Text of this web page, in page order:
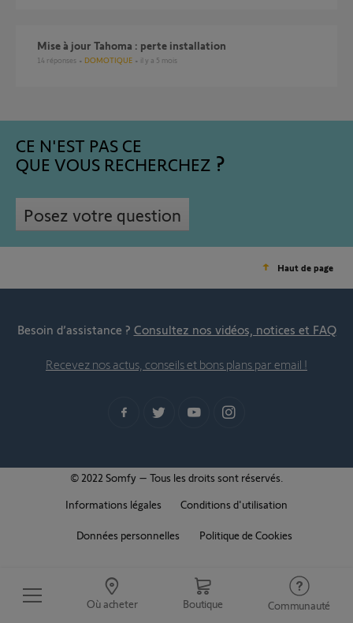
Où acheter Boutique Communauté
Mise à jour Tahoma : perte installation
14 réponses DOMOTIQUE il y a 5 mois
CE N'EST PAS CE
QUE VOUS RECHERCHEZ
Posez votre question
Haut de page
Besoin d’assistance ? Consultez nos vidéos, notices et FAQ
Recevez nos actus, conseils et bons plans par email !
© 2022 Somfy – Tous les droits sont réservés.
Informations légales
Conditions d'utilisation
Données personnelles Politique de Cookies